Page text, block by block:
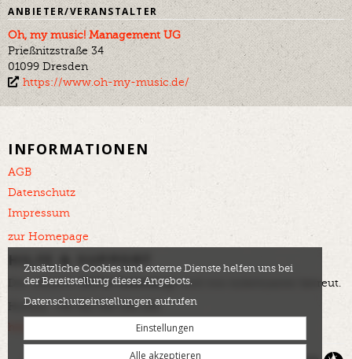
ANBIETER/VERANSTALTER
Oh, my music! Management UG
Prießnitzstraße 34
01099 Dresden
https://www.oh-my-music.de/
INFORMATIONEN
AGB
Datenschutz
Impressum
zur Homepage
HILFE & SUPPORT
Der offizielleDOTA Ticketshopwird von tickettoaster betreut.
Hotline: +49 561 350 296 280
helpdesk@tickettoaster.de
Zusätzliche Cookies und externe Dienste helfen uns bei
der Bereitstellung dieses Angebots.
Datenschutzeinstellungen aufrufen
Einstellungen
Alle akzeptieren